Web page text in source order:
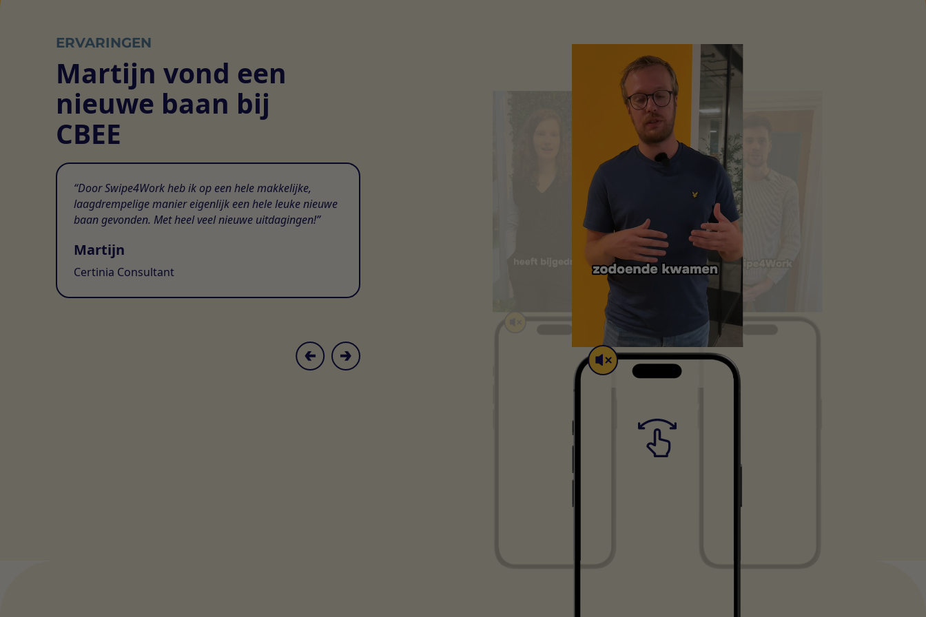
ERVARINGEN
Martijn vond een
nieuwe baan bij
CBEE
Door Swipe4Work heb ik op een hele makkelijke,
laagdrempelige manier eigenlijk een hele leuke nieuwe
baan gevonden. Met heel veel nieuwe uitdagingen!
Martijn
Certinia Consultant